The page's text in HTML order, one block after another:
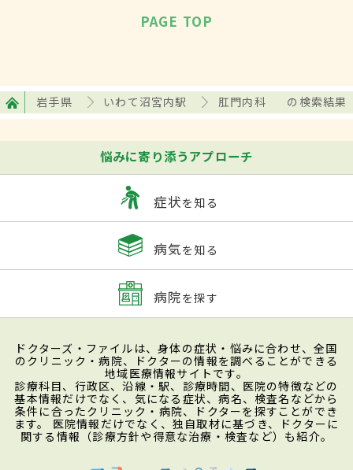
PAGE TOP
岩手県 いわて沼宮内駅 肛門内科 の検索結果
悩みに寄り添うアプローチ
症状を知る
病気を知る
病院を探す
ドクターズ・ファイルは、身体の症状・悩みに合わせ、全国
のクリニック・病院、ドクターの情報を調べることができる
地域医療情報サイトです。
診療科目、行政区、沿線・駅、診療時間、医院の特徴などの
基本情報だけでなく、気になる症状、病名、検査名などから
条件に合ったクリニック・病院、ドクターを探すことができ
ます。 医院情報だけでなく、独自取材に基づき、ドクターに
関する情報（診療方針や得意な治療・検査など）も紹介。